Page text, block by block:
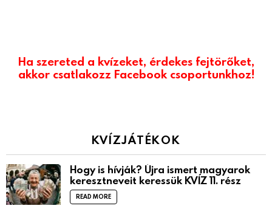
Ha szereted a kvízeket, érdekes fejtörőket,
akkor csatlakozz Facebook csoportunkhoz!
KVÍZJÁTÉKOK
Hogy is hívják? Újra ismert magyarok
keresztneveit keressük KVÍZ 11. rész
READ MORE